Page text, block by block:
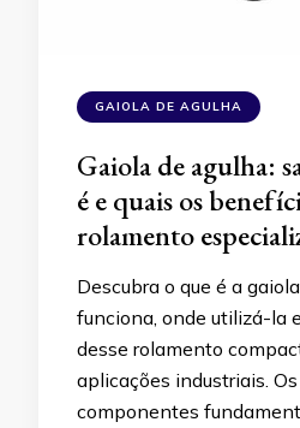
GAIOLA DE AGULHA
Gaiola de agulha:
é e quais os
rolamento
Descubra o que é a
funciona, onde utilizá-la
desse rolamento
aplicações industriais.
componentes